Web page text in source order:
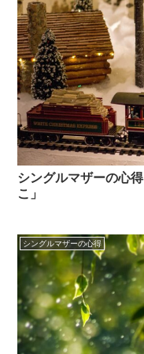
シングルマザーの心
こ」
シングルマザーの心得